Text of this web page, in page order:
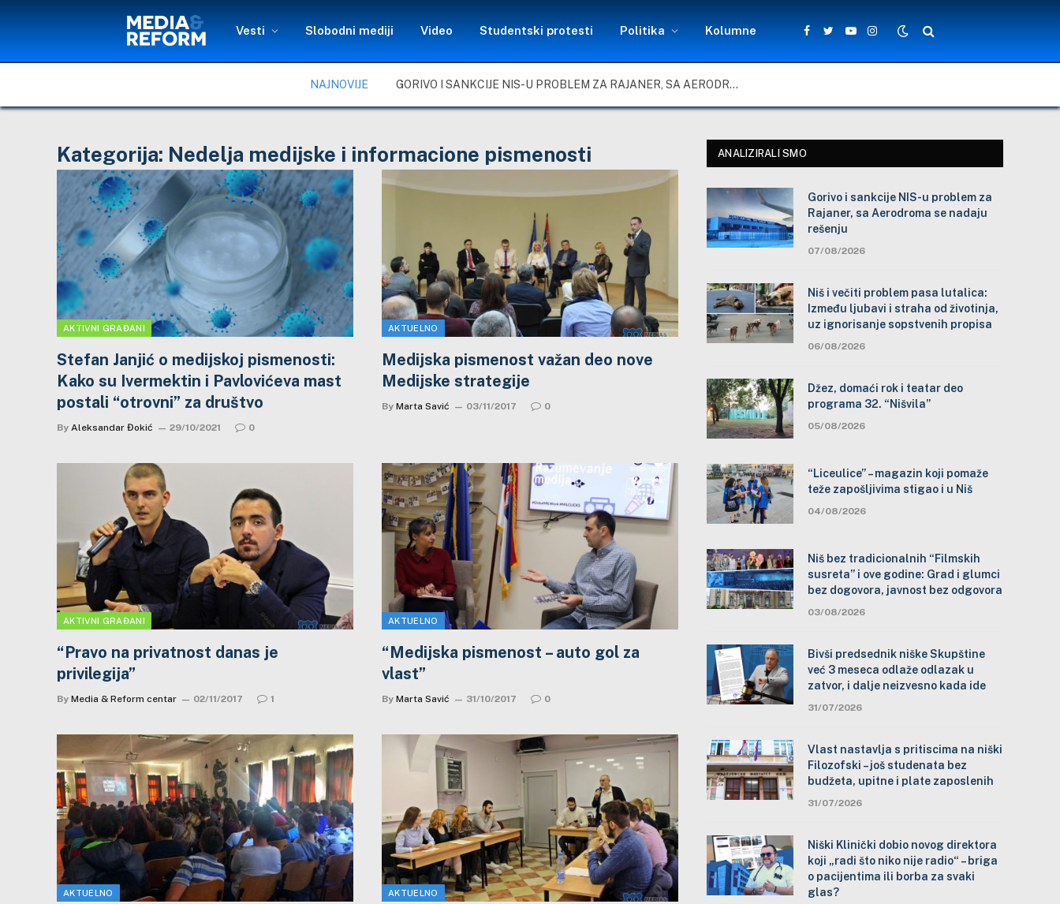
Vesti Slobodni mediji Video Studentski protesti Politika Kolumne
Facebook
TwitterYouTubeInstagram
NAJNOVIJE GORIVO I SANKCIJE NIS-U PROBLEM ZA RAJANER, SA AERODROMA SE NADAJU REŠENJU
Kategorija: Nedelja medijske i informacione pismenosti
AKTIVNI GRAĐANI
Stefan Janjić o medijskoj pismenosti:
Kako su Ivermektin i Pavlovićeva mast
postali “otrovni” za društvo
By Aleksandar Đokić 29/10/2021 0
AKTUELNO
Medijska pismenost važan deo nove
Medijske strategije
By Marta Savić 03/11/2017 0
AKTIVNI GRAĐANI
“Pravo na privatnost danas je
privilegija”
By Media & Reform centar 02/11/2017 1
AKTUELNO
“Medijska pismenost – auto gol za
vlast”
By Marta Savić 31/10/2017 0
AKTUELNO AKTUELNO
ANALIZIRALI SMO
Gorivo i sankcije NIS-u problem za
Rajaner, sa Aerodroma se nadaju
rešenju
07/08/2026
Niš i večiti problem pasa lutalica:
Između ljubavi i straha od životinja,
uz ignorisanje sopstvenih propisa
06/08/2026
Džez, domaći rok i teatar deo
programa 32. “Nišvila”
05/08/2026
“Liceulice” – magazin koji pomaže
teže zapošljivima stigao i u Niš
04/08/2026
Niš bez tradicionalnih “Filmskih
susreta” i ove godine: Grad i glumci
bez dogovora, javnost bez odgovora
03/08/2026
Bivši predsednik niške Skupštine
već 3 meseca odlaže odlazak u
zatvor, i dalje neizvesno kada ide
31/07/2026
Vlast nastavlja s pritiscima na niški
Filozofski – još studenata bez
budžeta, upitne i plate zaposlenih
31/07/2026
Niški Klinički dobio novog direktora
koji „radi što niko nije radio“ – briga
o pacijentima ili borba za svaki
glas?